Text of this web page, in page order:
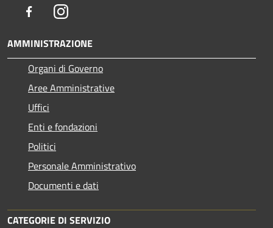
FacebookInstagram
AMMINISTRAZIONE
Organi di Governo
Aree Amministrative
Uffici
Enti e fondazioni
Politici
Personale Amministrativo
Documenti e dati
CATEGORIE DI SERVIZIO